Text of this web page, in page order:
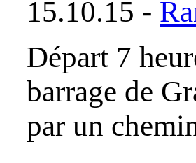
15.10.15 -
Départ 7
barrage de
par un